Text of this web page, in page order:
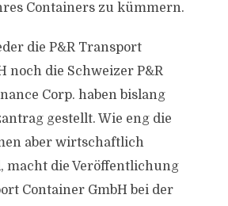
Containers zu kümmern.
die P&R Transport
noch die Schweizer P&R
Corp. haben bislang
gestellt. Wie eng die
aber wirtschaftlich
macht die Veröffentlichung
Container GmbH bei der